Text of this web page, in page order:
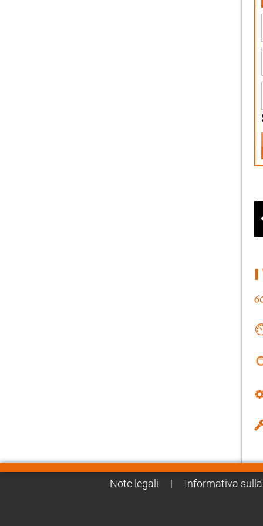
I
Note legali | Informativa